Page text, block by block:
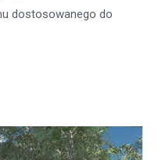
dostosowanego do